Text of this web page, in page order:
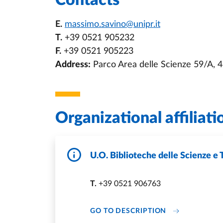
E. massimo.savino@unipr.it
T. +39 0521 905232
F. +39 0521 905223
Address: Parco Area delle Scienze 59/A,
Organizational
U.O. Biblioteche delle Scienze e
T. +39 0521 906763
GO TO DESCRIPTION DI U.O.